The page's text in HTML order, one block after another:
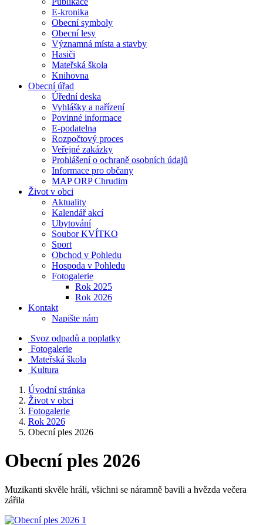
E-kronika
Obecní symboly
Obecní lesy
Významná místa a stavby
Hasiči
Mateřská škola
Knihovna
Obecní úřad
Úřední deska
Vyhlášky a nařízení
Povinné informace
E-podatelna
Rozpočtový proces
Veřejné zakázky
Prohlášení o ochraně osobních údajů
Informace pro občany
MAP ORP Chrudim
Život v obci
Aktuality
Kalendář akcí
Ubytování
Soubor KVÍTKO
Sport
Obchod v Pohledu
Hospoda v Pohledu
Fotogalerie
Rok 2025
Rok 2026
Kontakt
Napište nám
Svoz odpadů a poplatky
Fotogalerie
Mateřská škola
Kultura
Úvodní stránka
Život v obci
Fotogalerie
Rok 2026
Obecní ples 2026
Obecní ples 2026
Muzikanti skvěle hráli, všichni se náramně bavili a hvězda večera
zářila